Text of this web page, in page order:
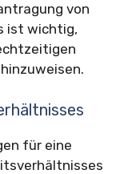
von
ist wichtig,
für eine